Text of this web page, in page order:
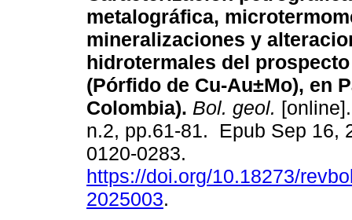
metalográfica,
mineralizaciones y
hidrotermales del
(Pórfido de Cu-Au±Mo), en
Colombia). Bol. geol.
n.2, pp.61-81. Epub Sep 16,
0120-0283.
https://doi.org/10.18273/
2025003.